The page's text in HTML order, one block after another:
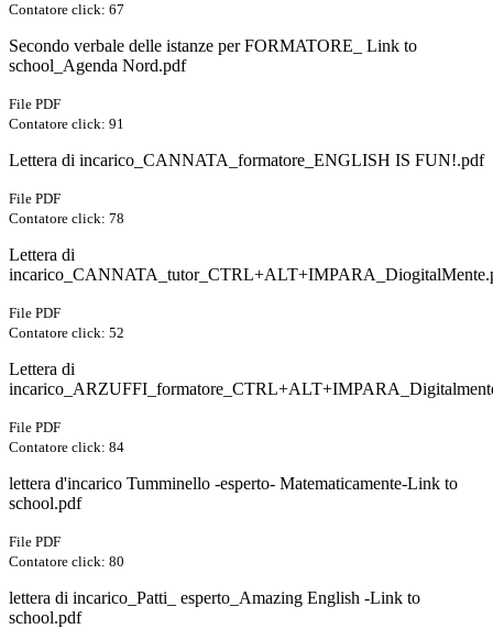
Contatore click: 67
Secondo verbale delle istanze per FORMATORE_ Link to
school_Agenda Nord.pdf
File PDF
Contatore click: 91
Lettera di incarico_CANNATA_formatore_ENGLISH IS FUN!.pdf
File PDF
Contatore click: 78
Lettera di
File PDF
Contatore click: 52
Lettera di
File PDF
Contatore click: 84
lettera d'incarico Tumminello -esperto- Matematicamente-Link to
school.pdf
File PDF
Contatore click: 80
lettera di incarico_Patti_ esperto_Amazing English -Link to
school.pdf